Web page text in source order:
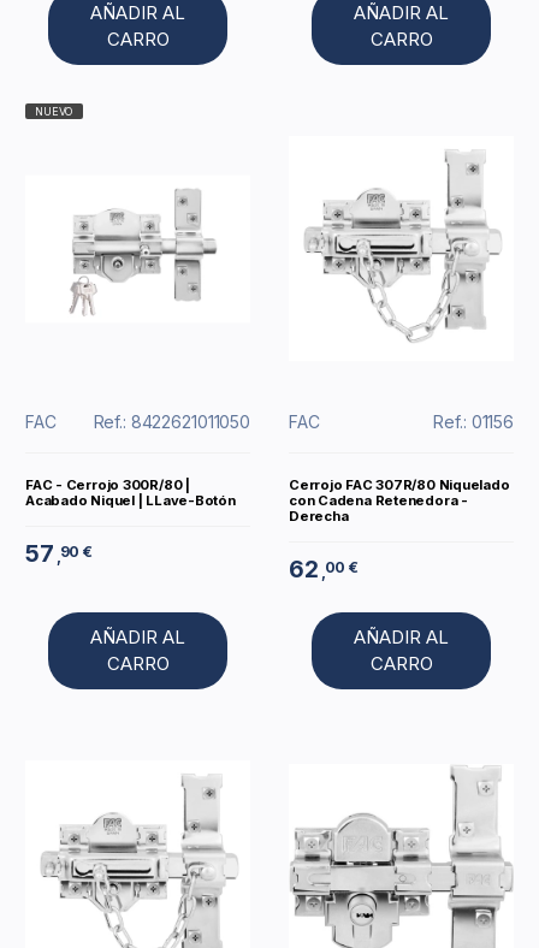
AÑADIR AL
CARRO
AÑADIR AL
CARRO
NUEVO
FAC Ref.: 8422621011050
FAC - Cerrojo 300R/80 |
Acabado Niquel | LLave-Botón
57 ,90 €
AÑADIR AL
CARRO
FAC Ref.: 01156
Cerrojo FAC 307R/80 Niquelado
con Cadena Retenedora -
Derecha
62 ,00 €
AÑADIR AL
CARRO